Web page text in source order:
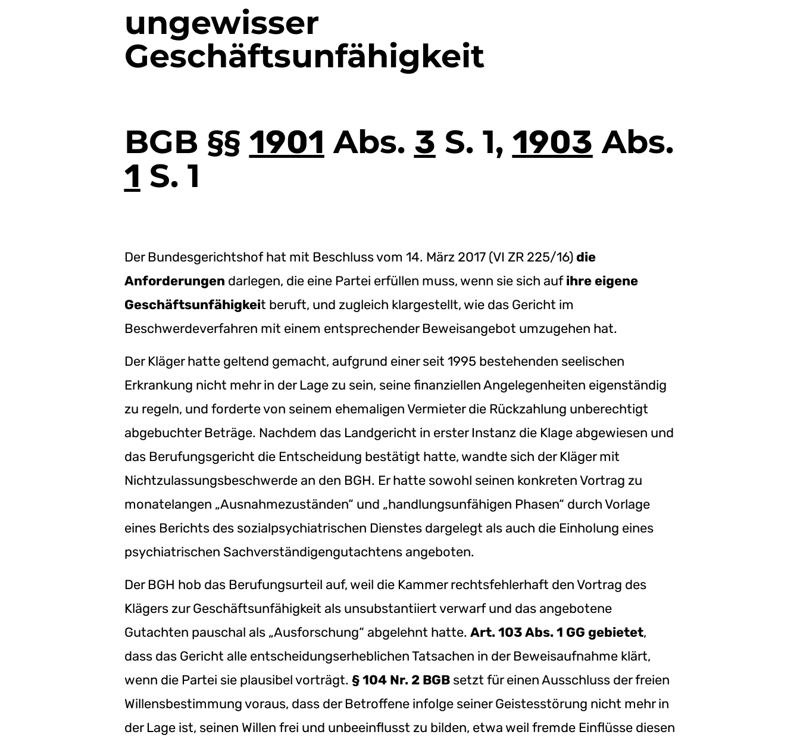
ungewisser
Geschäftsunfähigkeit
BGB §§ 1901 Abs. 3 S. 1, 1903 Abs.
1 S. 1
Der Bundesgerichtshof hat mit Beschluss vom 14. März 2017 (VI ZR 225/16)die
Anforderungen darlegen, die eine Partei erfüllen muss, wenn sie sich aufihre eigene
Geschäftsunfähigkeit beruft, und zugleich klargestellt, wie das Gericht im
Beschwerdeverfahren mit einem entsprechender Beweisangebot umzugehen hat.
Der Kläger hatte geltend gemacht, aufgrund einer seit 1995 bestehenden seelischen
Erkrankung nicht mehr in der Lage zu sein, seine finanziellen Angelegenheiten eigenständig
zu regeln, und forderte von seinem ehemaligen Vermieter die Rückzahlung unberechtigt
abgebuchter Beträge. Nachdem das Landgericht in erster Instanz die Klage abgewiesen und
das Berufungsgericht die Entscheidung bestätigt hatte, wandte sich der Kläger mit
Nichtzulassungsbeschwerde an den BGH. Er hatte sowohl seinen konkreten Vortrag zu
monatelangen „Ausnahmezuständen“ und „handlungsunfähigen Phasen“ durch Vorlage
eines Berichts des sozialpsychiatrischen Dienstes dargelegt als auch die Einholung eines
psychiatrischen Sachverständigengutachtens angeboten.
Der BGH hob das Berufungsurteil auf, weil die Kammer rechtsfehlerhaft den Vortrag des
Klägers zur Geschäftsunfähigkeit als unsubstantiiert verwarf und das angebotene
Gutachten pauschal als „Ausforschung“ abgelehnt hatte. Art. 103 Abs. 1 GG gebietet,
dass das Gericht alle entscheidungserheblichen Tatsachen in der Beweisaufnahme klärt,
wenn die Partei sie plausibel vorträgt. § 104 Nr. 2 BGBsetzt für einen Ausschluss der freien
Willensbestimmung voraus, dass der Betroffene infolge seiner Geistesstörung nicht mehr in
der Lage ist, seinen Willen frei und unbeeinflusst zu bilden, etwa weil fremde Einflüsse diesen